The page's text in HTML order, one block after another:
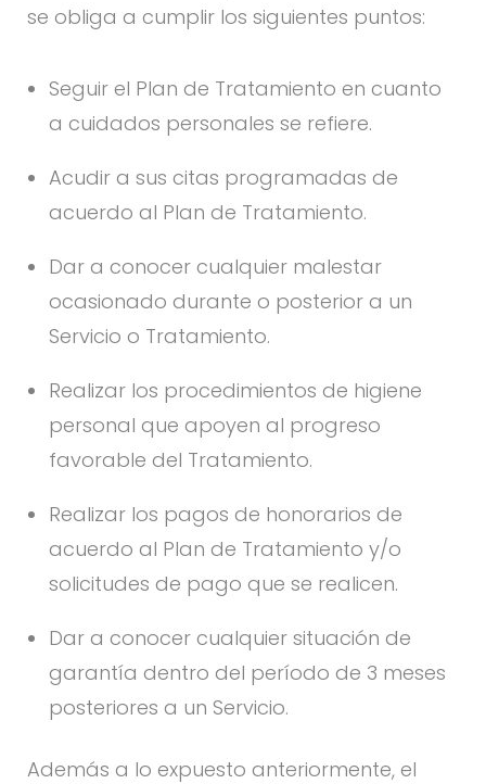
se obliga a cumplir los siguientes puntos:
Seguir el Plan de Tratamiento en cuanto
a cuidados personales se refiere.
Acudir a sus citas programadas de
acuerdo al Plan de Tratamiento.
Dar a conocer cualquier malestar
ocasionado durante o posterior a un
Servicio o Tratamiento.
Realizar los procedimientos de higiene
personal que apoyen al progreso
favorable del Tratamiento.
Realizar los pagos de honorarios de
acuerdo al Plan de Tratamiento y/o
solicitudes de pago que se realicen.
Dar a conocer cualquier situación de
garantía dentro del período de 3 meses
posteriores a un Servicio.
Además a lo expuesto anteriormente, el